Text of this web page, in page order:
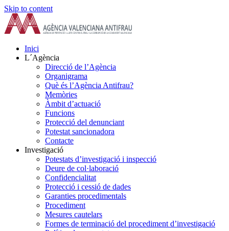
Skip to content
Inici
L´Agència
Direcció de l’Agència
Organigrama
Què és l’Agència Antifrau?
Memòries
Àmbit d’actuació
Funcions
Protecció del denunciant
Potestat sancionadora
Contacte
Investigació
Potestats d’investigació i inspecció
Deure de col·laboració
Confidencialitat
Protecció i cessió de dades
Garanties procedimentals
Procediment
Mesures cautelars
Formes de terminació del procediment d’investigació